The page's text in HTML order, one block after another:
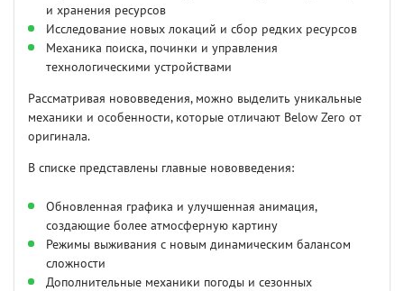
и хранения ресурсов
Исследование новых локаций и сбор редких ресурсов
Механика поиска, починки и управления
технологическими устройствами
Рассматривая нововведения, можно выделить уникальные
механики и особенности, которые отличают Below Zero от
оригинала.
В списке представлены главные нововведения:
Обновленная графика и улучшенная анимация,
создающие более атмосферную картину
Режимы выживания с новым динамическим балансом
сложности
Дополнительные механики погоды и сезонных